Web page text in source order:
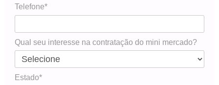
Telefone*
Qual seu interesse na contratação do mini mercado?
Estado*